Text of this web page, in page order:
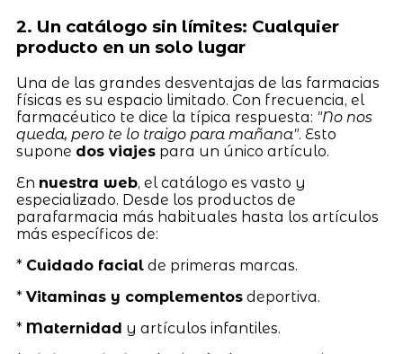
2. Un catálogo sin límites: Cualquier
producto en un solo lugar
Una de las grandes desventajas de las farmacias
físicas es su espacio limitado. Con frecuencia, el
farmacéutico te dice la típica respuesta: "No nos
queda, pero te lo traigo para mañana". Esto
supone dos viajespara un único artículo.
En nuestra web, el catálogo es vasto y
especializado. Desde los productos de
parafarmacia más habituales hasta los artículos
más específicos de:
* Cuidado facialde primeras marcas.
* Vitaminas y complementosdeportiva.
* Maternidad y artículos infantiles.